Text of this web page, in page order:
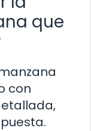
que
con